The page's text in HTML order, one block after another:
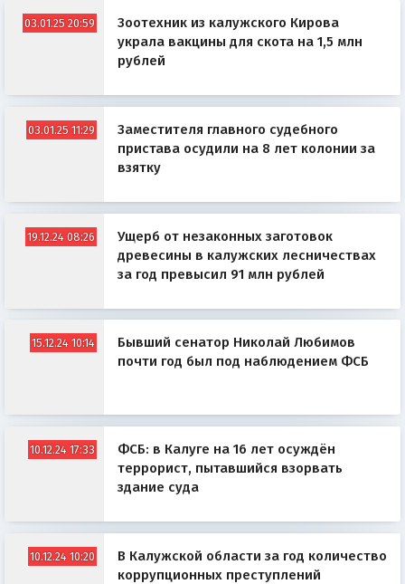
03.01.25 20:59
Зоотехник из калужского Кирова
украла вакцины для скота на 1,5 млн
рублей
03.01.25 11:29
Заместителя главного судебного
пристава осудили на 8 лет колонии за
взятку
19.12.24 08:26
Ущерб от незаконных заготовок
древесины в калужских лесничествах
за год превысил 91 млн рублей
15.12.24 10:14
Бывший сенатор Николай Любимов
почти год был под наблюдением ФСБ
10.12.24 17:33
ФСБ: в Калуге на 16 лет осуждён
террорист, пытавшийся взорвать
здание суда
10.12.24 10:20
В Калужской области за год количество
коррупционных преступлений